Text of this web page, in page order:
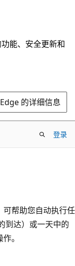
能、安全更新和
的详细信息
登录
可帮助您自动执行任
到达）或一天中的
。